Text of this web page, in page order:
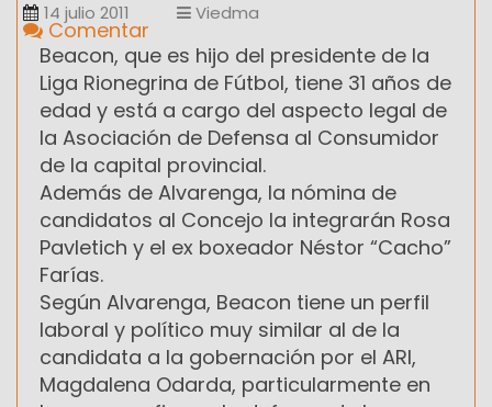
14 julio 2011 Viedma
Comentar
Beacon, que es hijo del presidente de la
Liga Rionegrina de Fútbol, tiene 31 años de
edad y está a cargo del aspecto legal de
la Asociación de Defensa al Consumidor
de la capital provincial.
Además de Alvarenga, la nómina de
candidatos al Concejo la integrarán Rosa
Pavletich y el ex boxeador Néstor “Cacho”
Farías.
Según Alvarenga, Beacon tiene un perfil
laboral y político muy similar al de la
candidata a la gobernación por el ARI,
Magdalena Odarda, particularmente en